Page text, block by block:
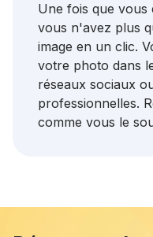
Une fois que vous
vous n'avez plus
image en un clic.
votre photo dans
réseaux sociaux
professionnelles.
comme vous le